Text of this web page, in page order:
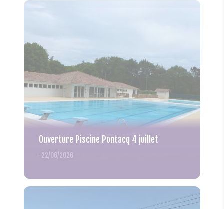
Ouverture Piscine Pontacq 4 juillet
- 22/06/2026